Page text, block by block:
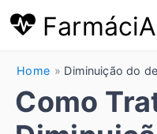
Home Diminuição do
Como